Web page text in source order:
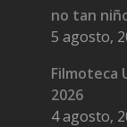
no tan
5 agosto,
Filmoteca
2026
4 agosto,